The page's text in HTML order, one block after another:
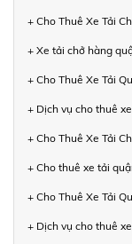
+ Cho Thuê Xe Tải
+ Xe tải chở hàng
+ Cho Thuê Xe Tải
+ Dịch vụ cho thuê
+ Cho Thuê Xe Tải
+ Cho thuê xe tải
+ Cho Thuê Xe Tải
+ Dịch vụ cho thuê